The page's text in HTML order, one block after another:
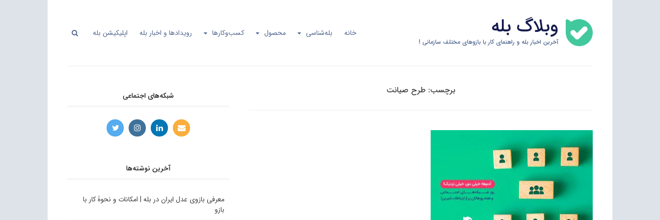
content
وبلاگ بله
آخرین اخبار بله و راهنمای کار با بازوهای مختلف سازمانی !
خانه بله‌شناسی محصول کسب‌وکارها رویدادها و اخبار بله اپلیکیشن بله
برچسب: طرح صیانت شبکه‌های اجتماعی
آخرین نوشته‌ها
معرفی بازوی عدل ایران در بله | امکانات و نحوۀ کار با
بازو